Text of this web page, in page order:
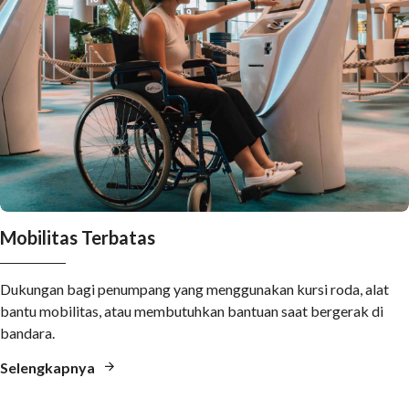
Mobilitas Terbatas
Dukungan bagi penumpang yang menggunakan kursi roda, alat
bantu mobilitas, atau membutuhkan bantuan saat bergerak di
bandara.
Selengkapnya